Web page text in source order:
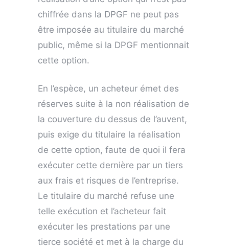
chiffrée dans la DPGF ne peut pas
être imposée au titulaire du marché
public, même si la DPGF mentionnait
cette option.
En l’espèce, un acheteur émet des
réserves suite à la non réalisation de
la couverture du dessus de l’auvent,
puis exige du titulaire la réalisation
de cette option, faute de quoi il fera
exécuter cette dernière par un tiers
aux frais et risques de l’entreprise.
Le titulaire du marché refuse une
telle exécution et l’acheteur fait
exécuter les prestations par une
tierce société et met à la charge du